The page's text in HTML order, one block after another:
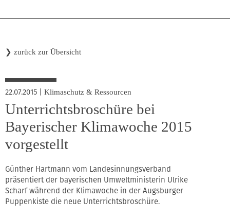
❯ zurück zur Übersicht
22.07.2015 Klimaschutz & Ressourcen
Unterrichtsbroschüre bei
Bayerischer Klimawoche 2015
vorgestellt
Günther Hartmann vom Landesinnungsverband
präsentiert der bayerischen Umweltministerin Ulrike
Scharf während der Klimawoche in der Augsburger
Puppenkiste die neue Unterrichtsbroschüre.